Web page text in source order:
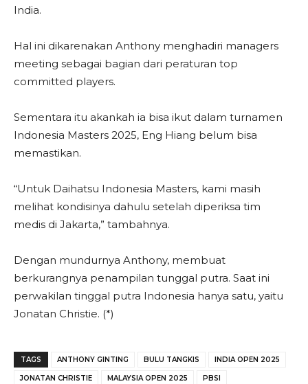
India.
Hal ini dikarenakan Anthony menghadiri managers
meeting sebagai bagian dari peraturan top
committed players.
Sementara itu akankah ia bisa ikut dalam turnamen
Indonesia Masters 2025, Eng Hiang belum bisa
memastikan.
“Untuk Daihatsu Indonesia Masters, kami masih
melihat kondisinya dahulu setelah diperiksa tim
medis di Jakarta,” tambahnya.
Dengan mundurnya Anthony, membuat
berkurangnya penampilan tunggal putra. Saat ini
perwakilan tinggal putra Indonesia hanya satu, yaitu
Jonatan Christie. (*)
TAGS ANTHONY GINTING BULU TANGKIS INDIA OPEN 2025
JONATAN CHRISTIE MALAYSIA OPEN 2025 PBSI